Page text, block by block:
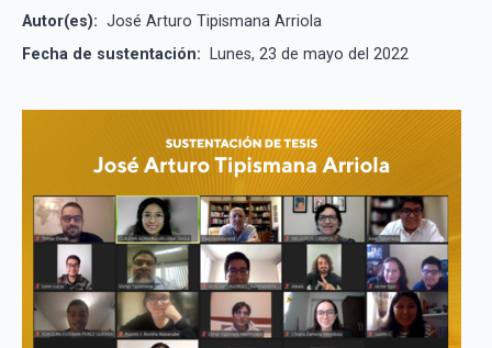
Autor(es): José Arturo Tipismana Arriola
Fecha de sustentación:
Lunes, 23 de mayo del 2022